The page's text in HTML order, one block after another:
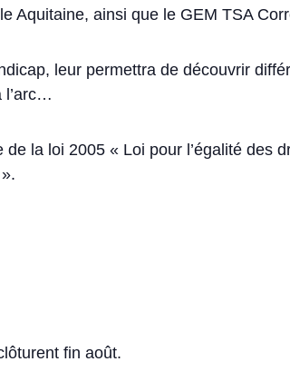
Aquitaine, ainsi que le GEM TSA
leur permettra de découvrir
l’arc…
la loi 2005 « Loi pour l’égalité des
fin août.